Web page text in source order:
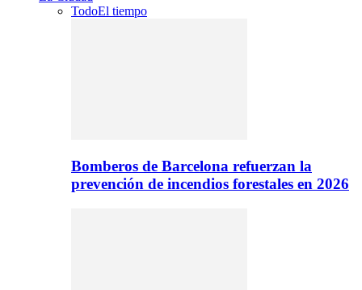
TodoEl tiempo
Bomberos de Barcelona refuerzan la
prevención de incendios forestales en 2026